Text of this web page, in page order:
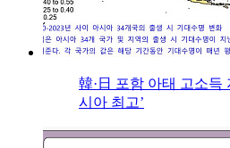
韓·日 포함 아태 고소득
시아 최고’